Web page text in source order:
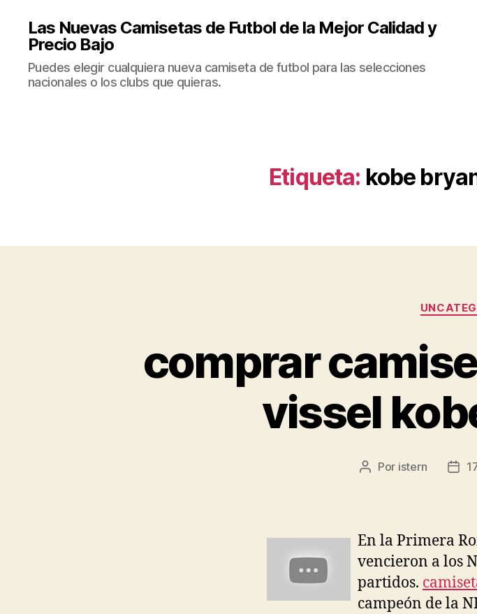
Las Nuevas Camisetas de Futbol de la Mejor Calidad y
Precio Bajo
Puedes elegir cualquiera nueva camiseta de futbol para las selecciones
nacionales o los clubs que quieras.
Etiqueta: kobe
comprar
vissel
Autor
Por istern
En la Primera
vencieron a los
partidos.
campeón de la